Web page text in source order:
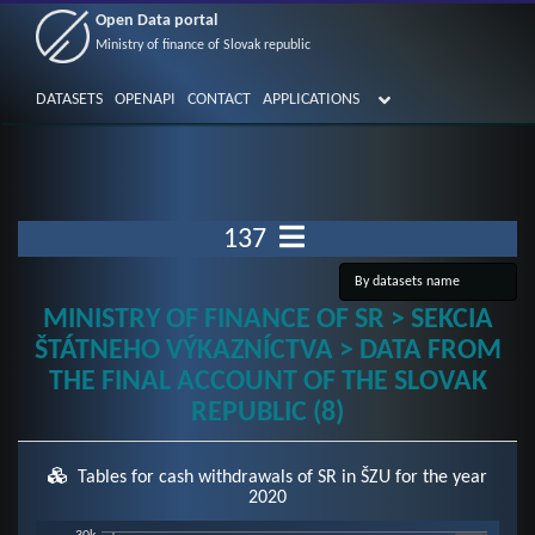
Open Data portal
Ministry of finance of Slovak republic
DATASETS OPENAPI CONTACT APPLICATIONS
137
MINISTRY OF FINANCE OF SR > SEKCIA
ŠTÁTNEHO VÝKAZNÍCTVA > DATA FROM
THE FINAL ACCOUNT OF THE SLOVAK
REPUBLIC (8)
Tables for cash withdrawals of SR in ŠZU for the year
2020